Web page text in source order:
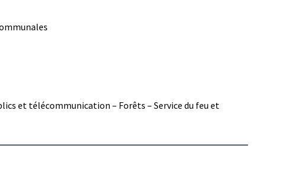
et télécommunication – Forêts – Service du feu et